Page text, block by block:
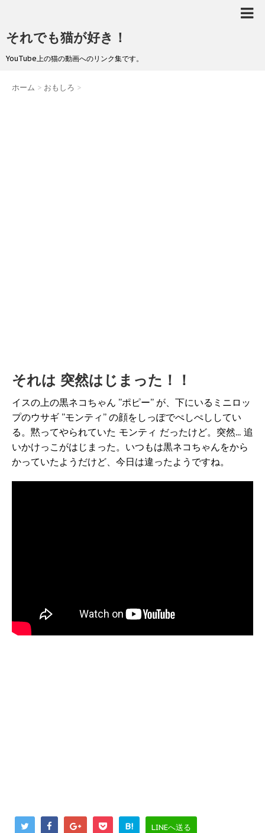
それでも猫が好き！
YouTube上の猫の動画へのリンク集です。
ホーム > おもしろ >
それは 突然はじまった！！
イスの上の黒ネコちゃん ”ポピー” が、下にいるミニロッ
プのウサギ ”モンティ” の顔をしっぽでぺしぺししてい
る。黙ってやられていた モンティ だったけど。突然... 追
いかけっこがはじまった。いつもは黒ネコちゃんをから
かっていたようだけど、今日は違ったようですね。
B! LINEへ送る